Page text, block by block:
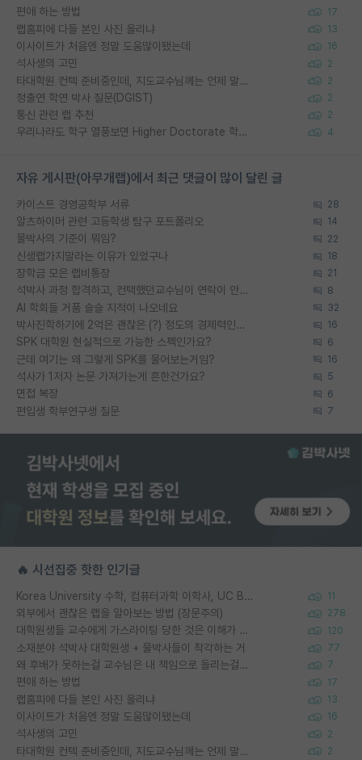
편애 하는 방법 17
랩홈피에 다들 본인 사진 올리냐 13
이사이트가 처음엔 정말 도움많이됐는데 16
석사생의 고민 2
타대학원 컨텍 준비중인데, 지도교수님께는 언제 말씀드려야 할까요? 2
정출연 학연 박사 질문(DGIST) 2
통신 관련 랩 추천 2
우리나라도 학구 열풍보면 Higher Doctorate 학위가 필요하다고 봅니다. 4
자유 게시판(아무개랩)에서 최근 댓글이 많이 달린 글
카이스트 경영공학부 서류 28
알츠하이머 관련 고등학생 탐구 포트폴리오 14
물박사의 기준이 뭐임? 22
신생랩가지말라는 이유가 있었구나 18
장학금 모은 랩비통장 21
석박사 과정 합격하고, 컨택했던교수님이 연락이 안됩니다... 8
AI 학회들 거품 슬슬 지적이 나오네요 32
박사진학하기에 2억은 괜찮은 (?) 정도의 경제력인가요 16
SPK 대학원 현실적으로 가능한 스펙인가요? 6
근데 여기는 왜 그렇게 SPK를 물어보는거임? 16
석사가 1저자 논문 가져가는게 흔한건가요? 5
면접 복장 6
편입생 학부연구생 질문 7
🔥 시선집중 핫한 인기글
Korea University 수학, 컴퓨터과학 이학사, UC Berkeley 산업공학 대학원 공학박사가 되는 것은 쉽지 않겠죠? 11
외부에서 괜찮은 랩을 알아보는 방법 (장문주의) 278
대학원생들 교수에게 가스라이팅 당한 것은 이해가 갑니다. 안타깝네요. 120
소재분야 석박사 대학원생 + 물박사들이 착각하는 거 77
왜 후배가 못하는걸 교수님은 내 책임으로 돌리는걸까요? 7
편애 하는 방법 17
랩홈피에 다들 본인 사진 올리냐 13
이사이트가 처음엔 정말 도움많이됐는데 16
석사생의 고민 2
타대학원 컨텍 준비중인데, 지도교수님께는 언제 말씀드려야 할까요? 2